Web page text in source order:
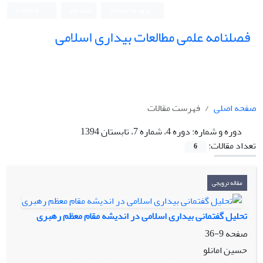
فصلنامه علمی مطالعات بیداری اسلامی
صفحه اصلی
فهرست مقالات
دوره و شماره:دوره 4، شماره 7، تابستان 1394
تعداد مقالات:
6
مقاله ترویجی
تحلیل گفتمانی بیداری اسلامی در اندیشه مقام معظم رهبری
صفحه9-36
حسین امانلو